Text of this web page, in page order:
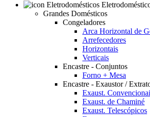
Grandes Domésticos
Congeladores
Arca Horizontal de
Arrefecedores
Horizontais
Verticais
Encastre - Conjuntos
Forno + Mesa
Encastre - Exaustor /
Exaust.
Exaust. de Chaminé
Exaust. Telescópicos